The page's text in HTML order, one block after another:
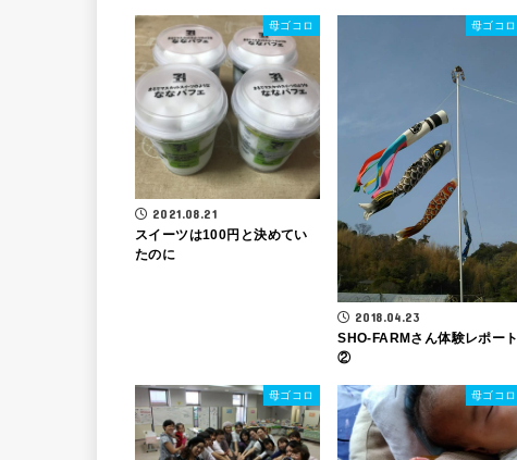
母ゴコロ
2021.08.21
スイーツは100円と決めてい
たのに
母ゴコロ
2018.04.23
SHO-FARMさん体験レポート
②
母ゴコロ 母ゴコロ